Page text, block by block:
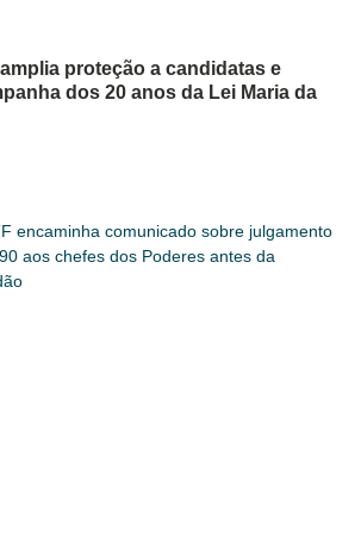
proteção a candidatas e
dos 20 anos da Lei Maria da